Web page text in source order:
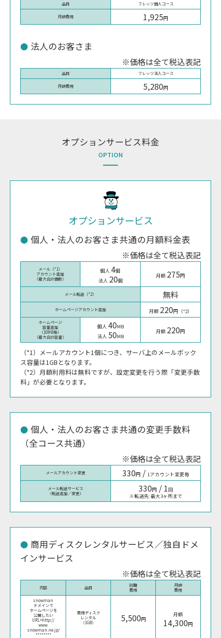
品目 フレッツ個人コース
月額費用 1,925円
法人のお客さま
※価格は全て税込表記
品目 フレッツ法人コース
月額費用 5,280円
オプションサービス料金
OPTION
オプションサービス
個人・法人のお客さま共通の月額料金表
※価格は全て税込表記
メール（*1）
アカウント追加
（最大合計個数）
個人 4個
法人 20個
月額 275円
メール転送（*2） 無料
ホームページアカウント追加 月額 220円（*2）
ホームページ
容量追加
（10MB毎）
（最大合計容量）
個人 40MB
法人 50MB
月額 220円
（*1）メールアカウント1個につき、サーバ上のメールボック
ス容量は1GBとなります。
（*2）月額利用料は無料ですが、設定変更を行う際「変更手数
料」が必要となります。
個人・法人のお客さま共通の変更手数料
（全コース共通）
※価格は全て税込表記
メールアカウント変更 330円/ 1アカウント変更毎
メール転送サービス
（転送追加／変更）
330円/ 1回
※転送先:最大3ヶ所まで
商用ディスクレンタルサービス／独自ドメ
インサービス
※価格は全て税込表記
内容 品目
初期
費用
月額
費用
snowman
ドメインで
ホームページを
公開したい
URL=http://
www.
snowman.ne.jp/
********
商用ディスク
レンタル
（1GB）
5,500円
月額
14,300円